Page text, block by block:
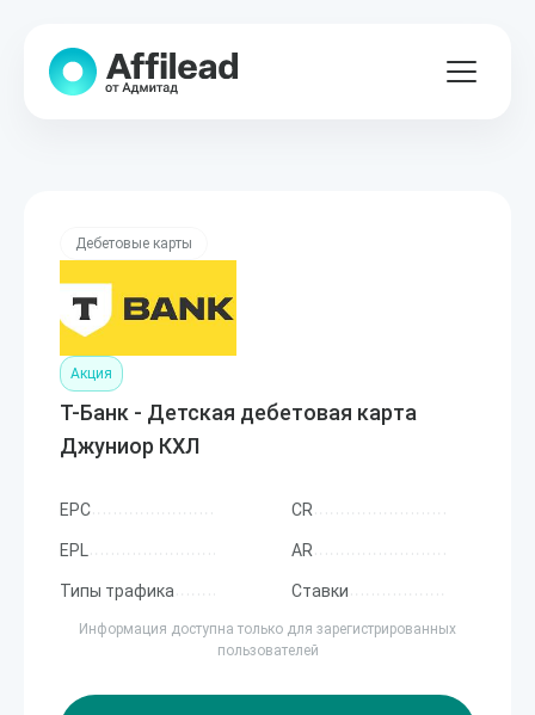
Дебетовые карты
Акция
Т-Банк - Детская дебетовая карта
Джуниор КХЛ
EPC CR
EPL AR
Типы трафика Ставки
Информация доступна только для зарегистрированных
пользователей